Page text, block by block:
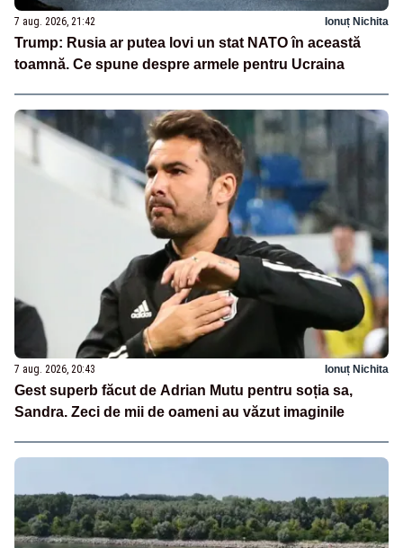
7 aug. 2026, 21:42 Ionuț Nichita
Trump: Rusia ar putea lovi un stat NATO în această
toamnă. Ce spune despre armele pentru Ucraina
7 aug. 2026, 20:43 Ionuț Nichita
Gest superb făcut de Adrian Mutu pentru soția sa,
Sandra. Zeci de mii de oameni au văzut imaginile